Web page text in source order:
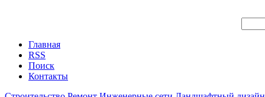
Главная
RSS
Поиск
Контакты